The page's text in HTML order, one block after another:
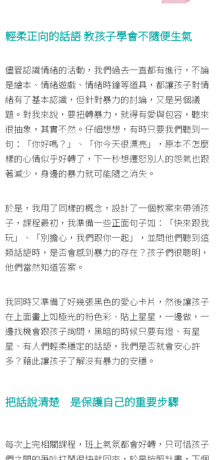
輕柔正向的話語 教孩子學會不隨便生氣
儘管認識情緒的活動，我們過去一直都有進行，不論
是繪本、情緒遊戲、情緒時鐘等道具，都讓孩子對情
緒有了基本認識，但針對暴力的討論，又是另個議
題。對我來說，要扭轉暴力，就得有愛與包容，聽來
很抽象，其實不然。仔細想想，有時只要我們聽到一
句：「你好嗎？」、「你今天很漂亮」，原本不怎麼
樣的心情似乎好轉了，下一秒想遷怒別人的怨氣也跟
著減少，身邊的暴力就可能隨之消失。
於是，我用了同樣的概念，設計了一個教案來帶領孩
子，課程最初，我準備一些正面句子如：「快來跟我
玩」、「別擔心，我們跟你一起」，並問他們聽到這
類話語時，是否會感到暴力的存在？孩子們很聰明，
他們當然知道答案。
我同時又準備了好幾張黑色的愛心卡片，然後讓孩子
在上面畫上如極光的粉色彩、貼上星星，一邊做，一
邊找機會跟孩子詢問，黑暗的時候只要有燈、有星
星、有人們輕柔穩定的話語，我們是否就會安心許
多？藉此讓孩子了解沒有暴力的安穩。
把話說清楚 是保護自己的重要步驟
每次上完相關課程，班上氣氛都會好轉，只可惜孩子